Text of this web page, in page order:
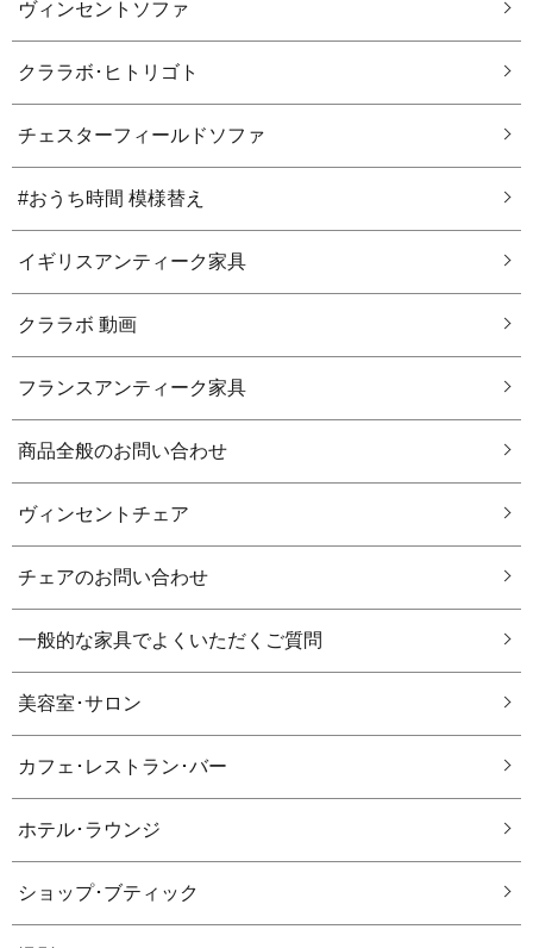
ヴィンセントソファ
クララボ･ヒトリゴト
チェスターフィールドソファ
#おうち時間 模様替え
イギリスアンティーク家具
クララボ 動画
フランスアンティーク家具
商品全般のお問い合わせ
ヴィンセントチェア
チェアのお問い合わせ
一般的な家具でよくいただくご質問
美容室･サロン
カフェ･レストラン･バー
ホテル･ラウンジ
ショップ･ブティック